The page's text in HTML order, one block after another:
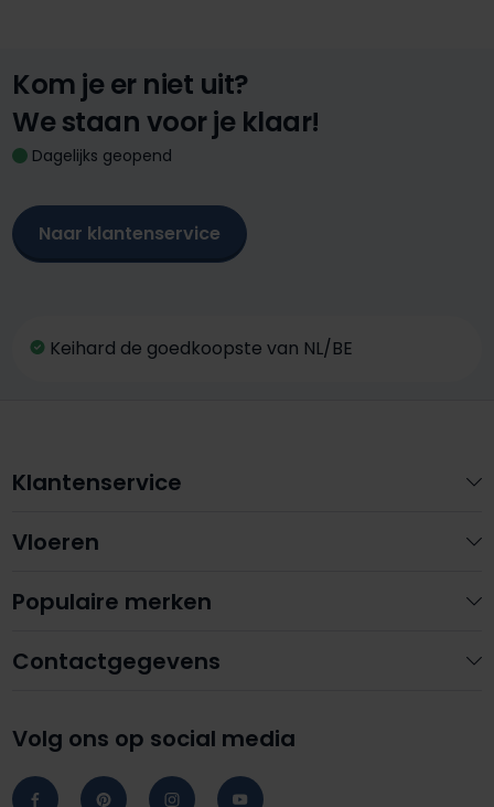
Kom je er niet uit?
We staan voor je klaar!
Dagelijks geopend
Naar klantenservice
Keihard de goedkoopste van NL/BE
Contactgegevens
Volg ons op social media
Klantenservice
Vloeren
Populaire merken